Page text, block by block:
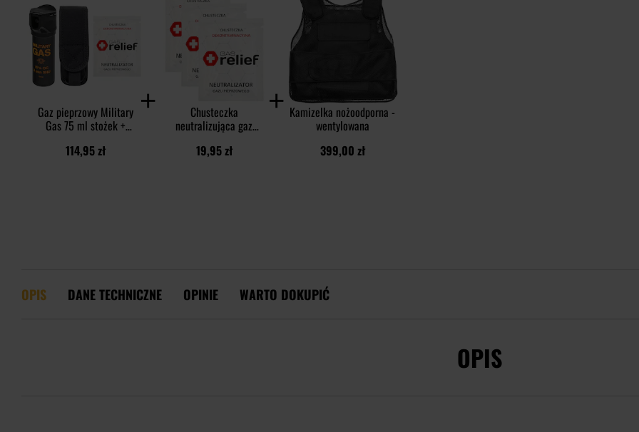
Gaz pieprzowy Military
Gas 75 ml stożek +
neutralizująca Gas Relief
114,95 zł
Chusteczka
neutralizująca gaz
szt.
19,95 zł
Kamizelka nożoodporna -
wentylowana
399,00 zł
OPIS DANE TECHNICZNE OPINIE WARTO DOKUPIĆ
OPIS